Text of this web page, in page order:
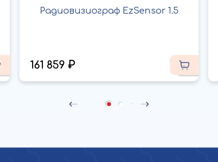
Радиовизиограф EzSensor 1.5
161 859